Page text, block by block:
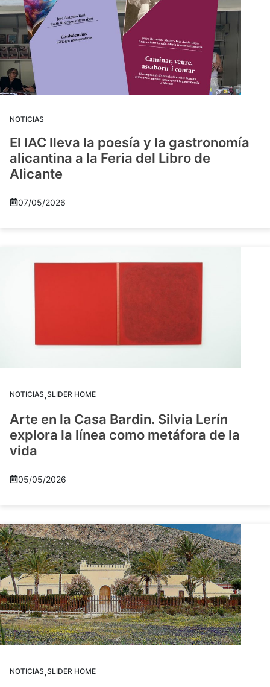
NOTICIAS
El IAC lleva la poesía y la gastronomía
alicantina a la Feria del Libro de
Alicante
07/05/2026
NOTICIAS,SLIDER HOME
Arte en la Casa Bardin. Silvia Lerín
explora la línea como metáfora de la
vida
05/05/2026
NOTICIAS,SLIDER HOME